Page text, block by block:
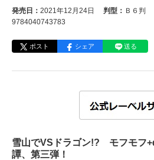
発売日： 2021年12月24日 判型： Ｂ６判
9784040743783
ポスト シェア 送る
雪山でVSドラゴン!? モフモフ
譚、第三弾！